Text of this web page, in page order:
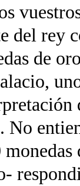
del rey
de
No